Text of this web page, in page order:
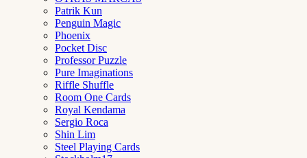
Patrik Kun
Penguin Magic
Phoenix
Pocket Disc
Professor Puzzle
Pure Imaginations
Riffle Shuffle
Room One Cards
Royal Kendama
Sergio Roca
Shin Lim
Steel Playing Cards